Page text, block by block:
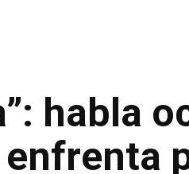
habla